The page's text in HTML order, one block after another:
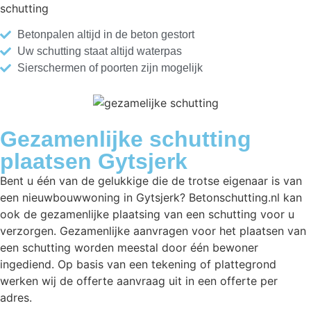
schutting
Betonpalen altijd in de beton gestort
Uw schutting staat altijd waterpas
Sierschermen of poorten zijn mogelijk
Gezamenlijke schutting
plaatsen Gytsjerk
Bent u één van de gelukkige die de trotse eigenaar is van
een nieuwbouwwoning in Gytsjerk? Betonschutting.nl kan
ook de gezamenlijke plaatsing van een schutting voor u
verzorgen. Gezamenlijke aanvragen voor het plaatsen van
een schutting worden meestal door één bewoner
ingediend. Op basis van een tekening of plattegrond
werken wij de offerte aanvraag uit in een offerte per
adres.